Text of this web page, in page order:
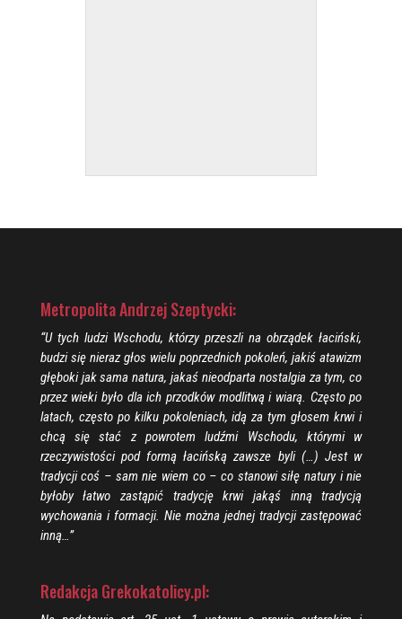
Metropolita Andrzej Szeptycki:
“U tych ludzi Wschodu, którzy przeszli na obrządek łaciński,
budzi się nieraz głos wielu poprzednich pokoleń, jakiś atawizm
głęboki jak sama natura, jakaś nieodparta nostalgia za tym, co
przez wieki było dla ich przodków modlitwą i wiarą. Często po
latach, często po kilku pokoleniach, idą za tym głosem krwi i
chcą się stać z powrotem ludźmi Wschodu, którymi w
rzeczywistości pod formą łacińską zawsze byli (…) Jest w
tradycji coś – sam nie wiem co – co stanowi siłę natury i nie
byłoby łatwo zastąpić tradycję krwi jakąś inną tradycją
wychowania i formacji. Nie można jednej tradycji zastępować
inną…”
Redakcja Grekokatolicy.pl: